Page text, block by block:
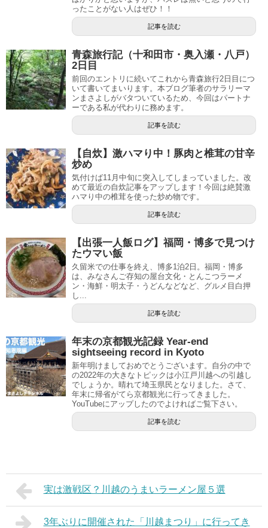
ったことがない人はぜひ！！
記事を読む
青森旅行記（十和田市・奥入瀬・八戸）
2日目
前回のエントリに続いてこれから青森旅行2日目につ
いて書いてまいります。本ブログ筆者のサラリーマ
ンまさよしがバタついているため、今回はパートナ
ーである私が代わりに務めます。
記事を読む
【自炊】激ハマり中！豚肉と椎茸の甘辛
炒め
気付けば11月中旬に突入してしまっていました。改
めて最近の自炊記事をアップします！今回は絶賛激
ハマり中の椎茸を使った炒め物です。
記事を読む
【出張一人飯ログ】福岡・博多で見つけ
たウマい飯
久留米での仕事を終え、博多1泊2日。福岡・博多
は、みなさんご存知の屋台文化・とんこつラーメ
ン・海鮮・明太子・うどんなどなど、グルメ目白押
し...
記事を読む
年末の京都観光記録 Year-end
sightseeing record in Kyoto
新年明けましておめでとうございます。自分の中で
の2022年の大きなトピックは小江戸川越への引越し
でしょうか。晴れて埼玉県民となりました。さて、
年末に帰省がてら京都観光に行ってきました。
YouTubeにアップしたのでよければご覧下さい。
記事を読む
実は激戦区？川越のうまいラーメン屋５選
3年ぶりに開催された「川越まつり」に行ってき